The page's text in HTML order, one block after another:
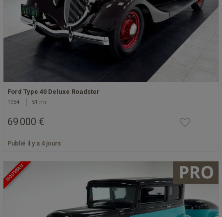
Ford Type 40 Deluxe Roadster
1934 51 mi
69 000 €
Publié il y a 4 jours
NOUVEAU